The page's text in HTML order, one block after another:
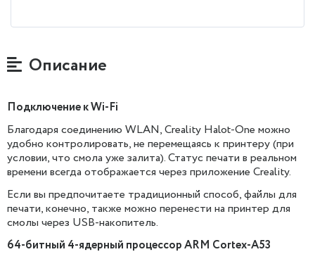
Описание
Подключение к Wi-Fi
Благодаря соединению WLAN, Creality Halot-One можно
удобно контролировать, не перемещаясь к принтеру (при
условии, что смола уже залита). Статус печати в реальном
времени всегда отображается через приложение Creality.
Если вы предпочитаете традиционный способ, файлы для
печати, конечно, также можно перенести на принтер для
смолы через USB-накопитель.
64-битный 4-ядерный процессор ARM Cortex-A53